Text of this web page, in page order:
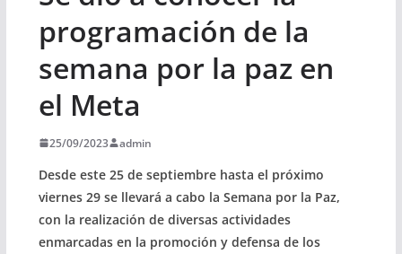
programación de la
semana por la paz en
el Meta
25/09/2023 admin
Desde este 25 de septiembre hasta el próximo
viernes 29 se llevará a cabo la Semana por la Paz,
con la realización de diversas actividades
enmarcadas en la promoción y defensa de los